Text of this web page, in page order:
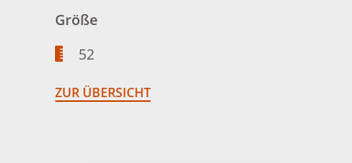
Größe
52
ZUR ÜBERSICHT